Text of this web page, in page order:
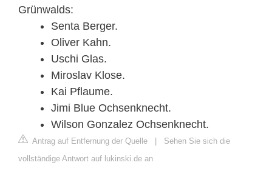
Grünwalds:
Senta Berger.
Oliver Kahn.
Uschi Glas.
Miroslav Klose.
Kai Pflaume.
Jimi Blue Ochsenknecht.
Wilson Gonzalez Ochsenknecht.
Antrag auf Entfernung der Quelle | Sehen Sie sich die
vollständige Antwort auf lukinski.de an